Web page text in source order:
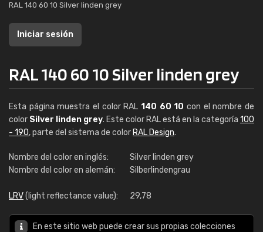
RAL 140 60 10 Silver linden grey
Iniciar sesión
RAL 140 60 10 Silver linden grey
Esta página muestra el color RAL 140 60 10 con el nombre de
color Silver linden grey. Este color RAL está en la categoría 100
- 190, parte del sistema de color RAL Design.
Nombre del color en inglés:
Silver linden grey
Nombre del color en alemán:
Silberlindengrau
LRV(light reflectance value): 29,78
En este sitio web puede crear sus propias colecciones